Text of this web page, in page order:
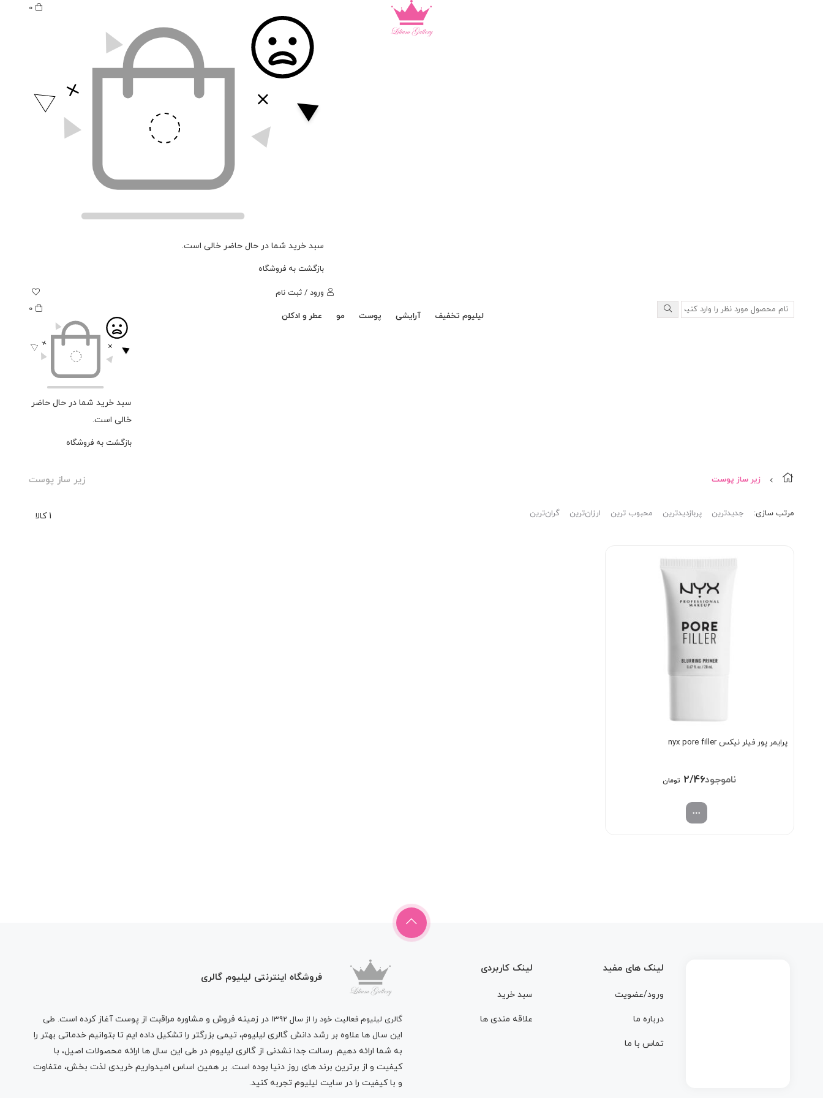
0
سبد خرید شما در حال حاضر خالی است.
بازگشت به فروشگاه
ورود / ثبت نام
لیلیوم تخفیف آرایشی پوست مو عطر و ادکلن
0
سبد خرید شما در حال حاضر
خالی است.
بازگشت به فروشگاه
زیر ساز پوست زیر ساز پوست
1 کالا مرتب‌ سازی: جدیدترین پربازدیدترین محبوب ترین ارزان‌ترین گران‌ترین
پرایمر پور فیلر نیکس nyx pore filler
2/468/000 تومان
لینک های مفید
ورود/عضویت
درباره ما
تماس با ما
لینک کاربردی
سبد خرید
علاقه مندی ها
فروشگاه اینترنتی لیلیوم گالری
گالری لیلیوم فعالیت خود را از سال 1392
در زمینه فروش و مشاوره مراقبت از پوست آغاز کرده است. طی
این سال ها علاوه بر رشد دانش گالری لیلیوم، تیمی بزرگتر را تشکیل داده ایم تا بتوانیم خدماتی بهتر را
به شما ارائه دهیم. رسالت جدا نشدنی از گالری لیلیوم در طی این سال ها ارائه محصولات اصیل، با
کیفیت و از برترین برند های روز دنیا بوده است. بر همین اساس امیدواریم خریدی لذت بخش، متفاوت
و با کیفیت را در سایت لیلیوم تجربه کنید.